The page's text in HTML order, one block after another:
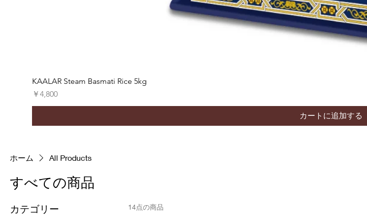
KAALAR Steam Basmati Rice 5kg
価格
￥4,800
カートに追加する
ホーム All Products
すべての商品
カテゴリー 14点の商品